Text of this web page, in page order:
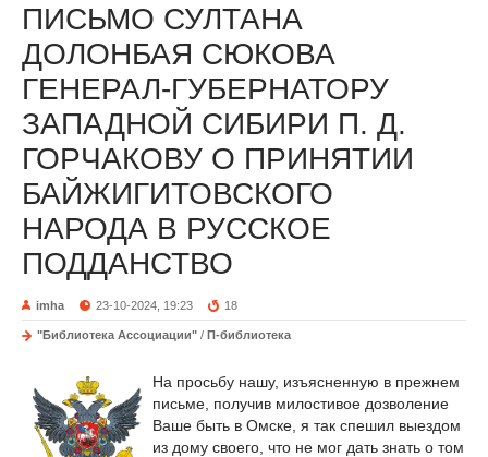
ПИСЬМО СУЛТАНА
ДОЛОНБАЯ СЮКОВА
ГЕНЕРАЛ-ГУБЕРНАТОРУ
ЗАПАДНОЙ СИБИРИ П. Д.
ГОРЧАКОВУ О ПРИНЯТИИ
БАЙЖИГИТОВСКОГО
НАРОДА В РУССКОЕ
ПОДДАНСТВО
imha 23-10-2024, 19:23 18
"Библиотека Ассоциации" / П-библиотека
На просьбу нашу, изъясненную в прежнем
письме, получив милостивое дозволение
Ваше быть в Омске, я так спешил выездом
из дому своего, что не мог дать знать о том